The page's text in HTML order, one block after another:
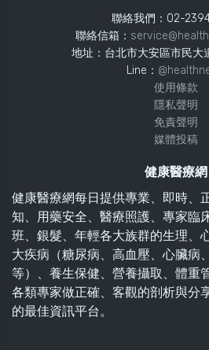
聯絡我們：02-
聯絡信箱：
地址：台北市大安區市民大
Line：
使用條款
隱私聲明
免責聲明
媒體投稿
健康醫療網
健康醫療網每日提供專業、即時、
知、用藥安全、醫療照護、專家臨
班、銀髮、年輕各大族群的生理、
大疾病（糖尿病、高血壓、心臟病
等）、養生保健、營養攝取、體重
各類專家做正確、客觀的剖析與分
的最佳資訊平台。